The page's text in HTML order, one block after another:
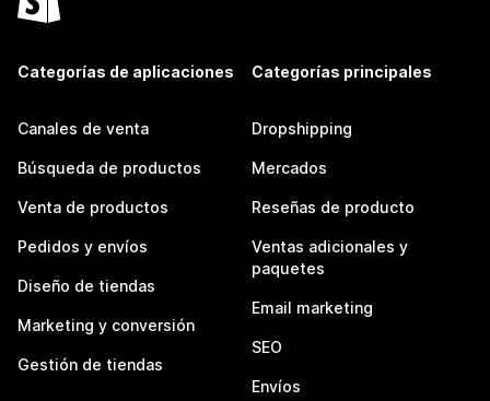
Categorías de aplicaciones
Canales de venta
Búsqueda de productos
Venta de productos
Pedidos y envíos
Diseño de tiendas
Marketing y conversión
Gestión de tiendas
Categorías principales
Dropshipping
Mercados
Reseñas de producto
Ventas adicionales y
paquetes
Email marketing
SEO
Envíos